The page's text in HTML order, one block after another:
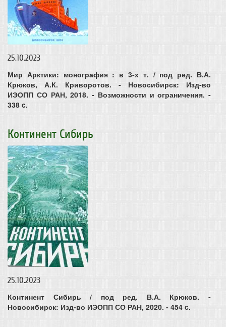
25.10.2023
Мир Арктики: монография : в 3-х т. / под ред. В.А.
Крюков, А.К. Криворотов. - Новосибирск: Изд-во
ИЭОПП СО РАН, 2018. - Возможности и ограничения. -
338 c.
Континент Сибирь
25.10.2023
Континент Сибирь / под ред. В.А. Крюков. -
Новосибирск: Изд-во ИЭОПП СО РАН, 2020. - 454 c.